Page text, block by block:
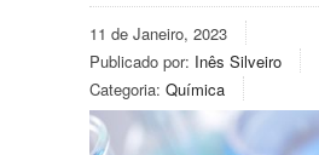
11 de Janeiro, 2023
Publicado por: Inês Silveiro
Categoria: Química